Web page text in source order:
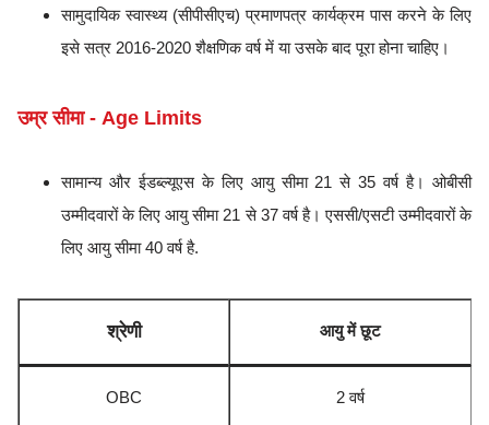
सामुदायिक स्वास्थ्य (सीपीसीएच) प्रमाणपत्र कार्यक्रम पास करने के लिए
इसे सत्र 2016-2020 शैक्षणिक वर्ष में या उसके बाद पूरा होना चाहिए।
उम्र सीमा - Age Limits
सामान्य और ईडब्ल्यूएस के लिए आयु सीमा 21 से 35 वर्ष है। ओबीसी
उम्मीदवारों के लिए आयु सीमा 21 से 37 वर्ष है। एससी/एसटी उम्मीदवारों के
लिए आयु सीमा 40 वर्ष है.
श्रेणी आयु में छूट
OBC 2 वर्ष